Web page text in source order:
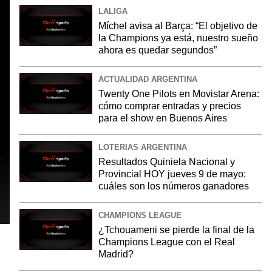
LALIGA
Míchel avisa al Barça: “El objetivo de
la Champions ya está, nuestro sueño
ahora es quedar segundos”
ACTUALIDAD ARGENTINA
Twenty One Pilots en Movistar Arena:
cómo comprar entradas y precios
para el show en Buenos Aires
LOTERIAS ARGENTINA
Resultados Quiniela Nacional y
Provincial HOY jueves 9 de mayo:
cuáles son los números ganadores
CHAMPIONS LEAGUE
¿Tchouameni se pierde la final de la
Champions League con el Real
Madrid?